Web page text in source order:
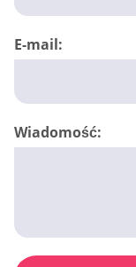
E-mail:
Wiadomość: